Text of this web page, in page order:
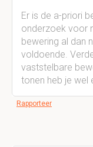
Er is de a-priori
onderzoek voor
bewering al dan
voldoende.
vaststelbare
tonen heb je wel
Rapporteer